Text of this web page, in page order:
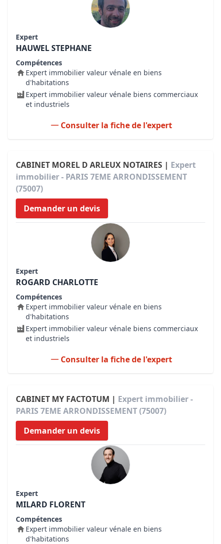
Expert
HAUWEL STEPHANE
Compétences
Expert immobilier valeur vénale en biens
d'habitations
Expert immobilier valeur vénale biens commerciaux
et industriels
Consulter la fiche de l'expert
CABINET MOREL D ARLEUX NOTAIRES | Expert
immobilier - PARIS 7EME ARRONDISSEMENT
(75007)
Demander un devis
Expert
ROGARD CHARLOTTE
Compétences
Expert immobilier valeur vénale en biens
d'habitations
Expert immobilier valeur vénale biens commerciaux
et industriels
Consulter la fiche de l'expert
CABINET MY FACTOTUM | Expert immobilier -
PARIS 7EME ARRONDISSEMENT (75007)
Demander un devis
Expert
MILARD FLORENT
Compétences
Expert immobilier valeur vénale en biens
d'habitations